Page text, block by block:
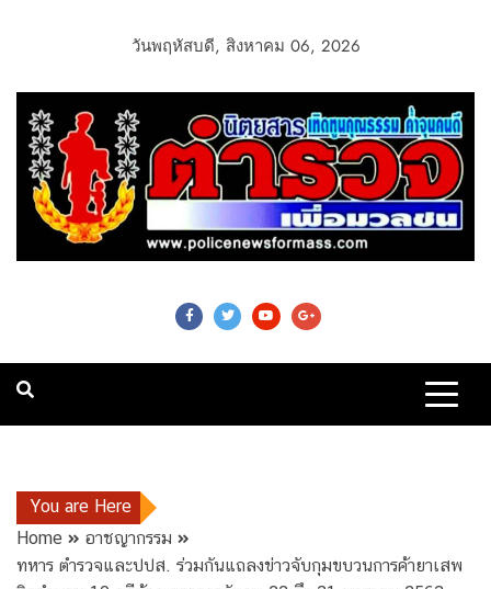
วันพฤหัสบดี, สิงหาคม 06, 2026
Police News For
Mass
You are Here
Home
อาชญากรรม
ทหาร ตำรวจและปปส. ร่วมกันแถลงข่าวจับกุมขบวนการค้ายาเสพ